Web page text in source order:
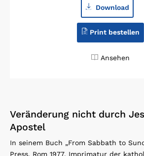
Download
Print bestellen
Ansehen
Veränderung nicht durch
Apostel
In seinem Buch „From Sabbath to
Press, Rom 1977, Imprimatur der